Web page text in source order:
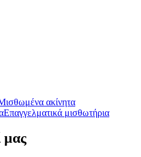
ακίνητα
Επαγγελματικά μισθωτήρια
μας